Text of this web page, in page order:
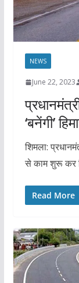
NEWS
June 22, 2023
‘बनेंगी’
शिमला:
से काम शुरू कर
Read More